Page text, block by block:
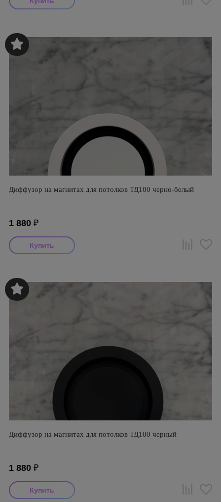
Диффузор на магнитах для потолков ТД100 черно-белый
1 880 ₽
Диффузор на магнитах для потолков ТД100 черный
1 880 ₽